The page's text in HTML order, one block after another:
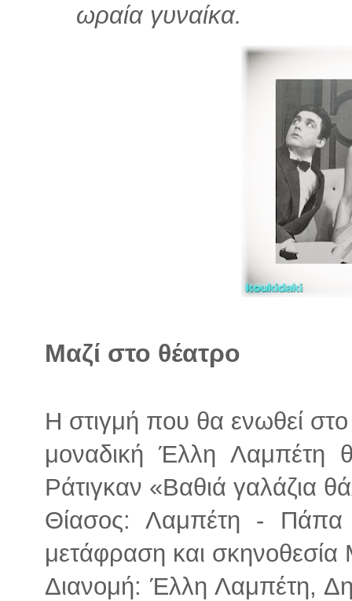
ωραία γυναίκα.
Μαζί στο θέατρο
Η στιγμή που θα ενωθεί
μοναδική Έλλη Λαμπέτη
Ράτιγκαν «Βαθιά γαλάζια
Θίασος: Λαμπέτη -
μετάφραση και
Διανομή: Έλλη Λαμπέτη,